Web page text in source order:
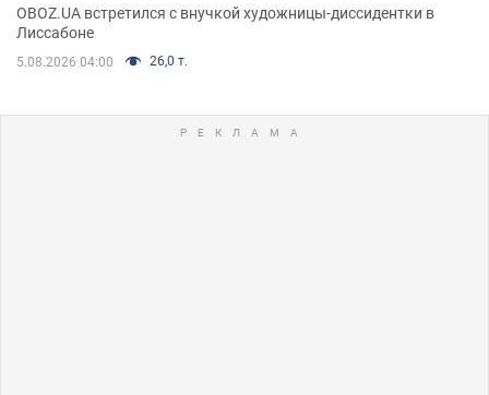
OBOZ.UA встретился с внучкой художницы-диссидентки в
Лиссабоне
5.08.2026 04:00 26,0 т.